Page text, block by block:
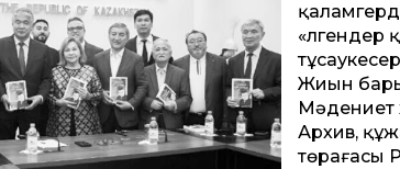
«Өлгендер
Жиын
Мәдениет
Архив,
төрағасы